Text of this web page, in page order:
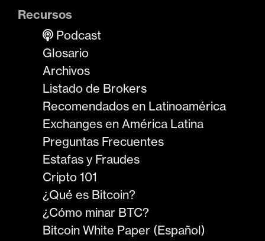
Recursos
Podcast
Glosario
Archivos
Listado de Brokers
Recomendados en Latinoamérica
Exchanges en América Latina
Preguntas Frecuentes
Estafas y Fraudes
Cripto 101
¿Qué es Bitcoin?
¿Cómo minar BTC?
Bitcoin White Paper (Español)